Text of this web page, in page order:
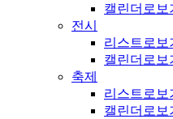
캘린더로보
전시
리스트로보
캘린더로보
축제
리스트로보
캘린더로보